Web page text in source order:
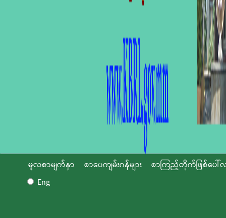
မူလစာမျက်နှာ စာပေကျမ်းဂန်များ
စာကြည့်တိုက်ဖြစ်ပေါ်
Eng